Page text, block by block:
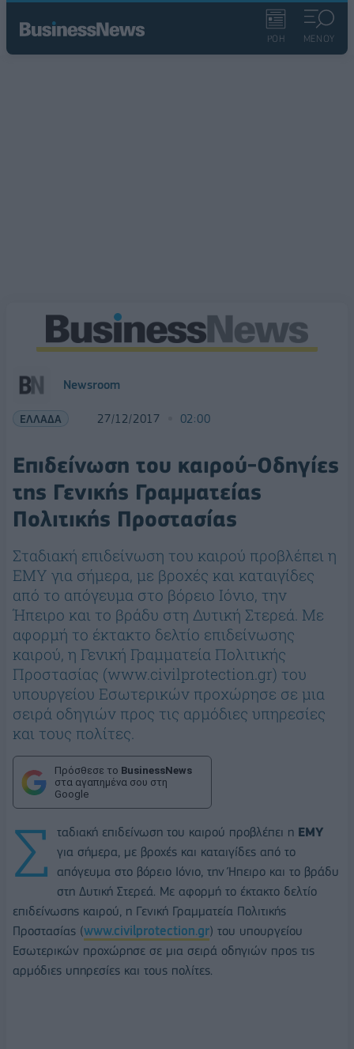
ΡΟΗ ΜΕΝΟΥ
Newsroom
ΕΛΛΑΔΑ 27/12/2017 02:00
Επιδείνωση του καιρού-Οδηγίες
της Γενικής Γραμματείας
Πολιτικής Προστασίας
Σταδιακή επιδείνωση του καιρού προβλέπει η
ΕΜΥ για σήμερα, με βροχές και καταιγίδες
από το απόγευμα στο βόρειο Ιόνιο, την
Ήπειρο και το βράδυ στη Δυτική Στερεά. Με
αφορμή το έκτακτο δελτίο επιδείνωσης
καιρού, η Γενική Γραμματεία Πολιτικής
Προστασίας (www.civilprotection.gr) του
υπουργείου Εσωτερικών προχώρησε σε μια
σειρά οδηγιών προς τις αρμόδιες υπηρεσίες
και τους πολίτες.
Πρόσθεσε το BusinessNews
στα αγαπημένα σου στη
Google
Σ ταδιακή επιδείνωση του καιρού προβλέπει η ΕΜΥ
για σήμερα, με βροχές και καταιγίδες από το
απόγευμα στο βόρειο Ιόνιο, την Ήπειρο και το βράδυ
στη Δυτική Στερεά. Με αφορμή το έκτακτο δελτίο
επιδείνωσης καιρού, η Γενική Γραμματεία Πολιτικής
Προστασίας (www.civilprotection.gr) του υπουργείου
Εσωτερικών προχώρησε σε μια σειρά οδηγιών προς τις
αρμόδιες υπηρεσίες και τους πολίτες.